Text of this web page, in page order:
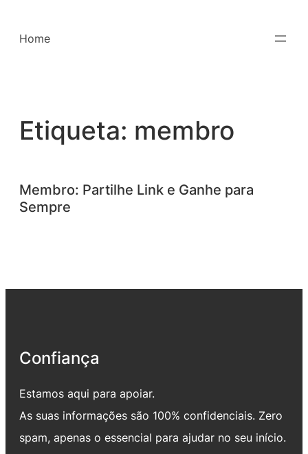
para
Home
Etiqueta: membro
Membro: Partilhe Link e Ganhe para
Sempre
Confiança
Estamos aqui para apoiar.
As suas informações são 100% confidenciais. Zero
spam, apenas o essencial para ajudar no seu início.